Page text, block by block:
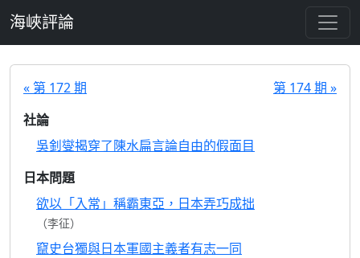
海峽評論
« 第 172 期
第 174 期 »
社論
吳釗燮揭穿了陳水扁言論自由的假面目
日本問題
欲以「入常」稱霸東亞，日本弄巧成拙
（李征）
竄史台獨與日本軍國主義者有志一同